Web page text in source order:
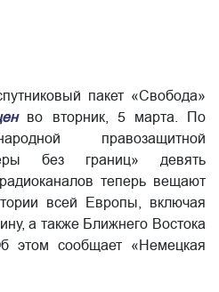
пакет «Свобода»
во вторник, 5 марта. По
правозащитной
без границ» девять
теперь вещают
всей Европы, включая
а также Ближнего Востока
этом сообщает «Немецкая